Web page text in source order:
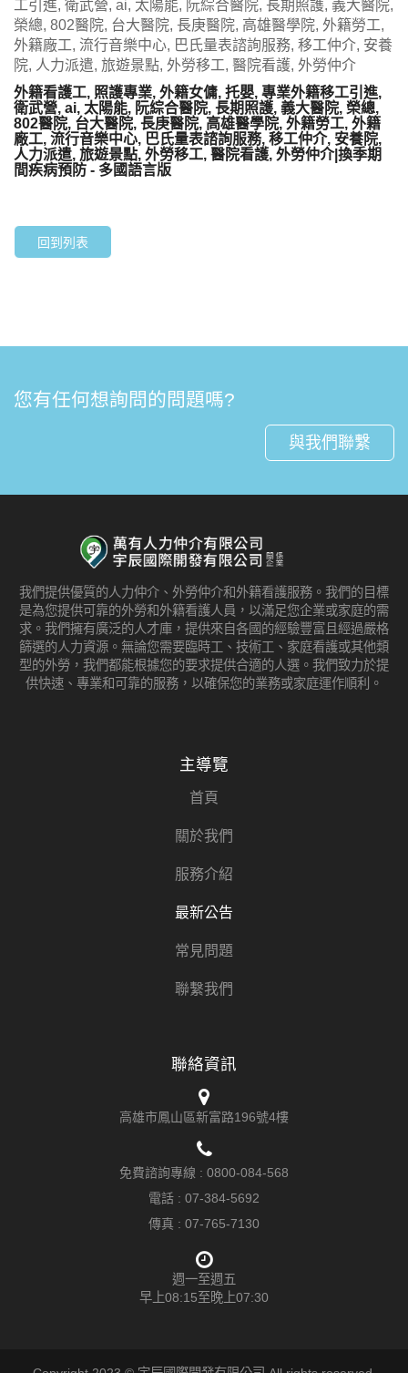
工引進, 衛武營, ai, 太陽能, 阮綜合醫院, 長期照護, 義大醫院,
榮總, 802醫院, 台大醫院, 長庚醫院, 高雄醫學院, 外籍勞工,
外籍廠工, 流行音樂中心, 巴氏量表諮詢服務, 移工仲介, 安養
院, 人力派遣, 旅遊景點, 外勞移工, 醫院看護, 外勞仲介
外籍看護工, 照護專業, 外籍女傭, 托嬰, 專業外籍移工引進,
衛武營, ai, 太陽能, 阮綜合醫院, 長期照護, 義大醫院, 榮總,
802醫院, 台大醫院, 長庚醫院, 高雄醫學院, 外籍勞工, 外籍
廠工, 流行音樂中心, 巴氏量表諮詢服務, 移工仲介, 安養院,
人力派遣, 旅遊景點, 外勞移工, 醫院看護, 外勞仲介|換季期
間疾病預防 - 多國語言版
回到列表
您有任何想詢問的問題嗎?
與我們聯繫
我們提供優質的人力仲介、外勞仲介和外籍看護服務。我們的目標
是為您提供可靠的外勞和外籍看護人員，以滿足您企業或家庭的需
求。我們擁有廣泛的人才庫，提供來自各國的經驗豐富且經過嚴格
篩選的人力資源。無論您需要臨時工、技術工、家庭看護或其他類
型的外勞，我們都能根據您的要求提供合適的人選。我們致力於提
供快速、專業和可靠的服務，以確保您的業務或家庭運作順利。
主導覽
首頁
關於我們
服務介紹
最新公告
常見問題
聯繫我們
聯絡資訊
高雄市鳳山區新富路196號4樓
免費諮詢專線 : 0800-084-568
電話 : 07-384-5692
傳真 : 07-765-7130
週一至週五
早上08:15至晚上07:30